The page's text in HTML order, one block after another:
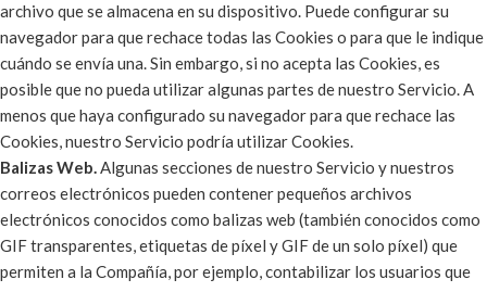
archivo que se almacena en su dispositivo. Puede configurar su
navegador para que rechace todas las Cookies o para que le indique
cuándo se envía una. Sin embargo, si no acepta las Cookies, es
posible que no pueda utilizar algunas partes de nuestro Servicio. A
menos que haya configurado su navegador para que rechace las
Cookies, nuestro Servicio podría utilizar Cookies.
Balizas Web.Algunas secciones de nuestro Servicio y nuestros
correos electrónicos pueden contener pequeños archivos
electrónicos conocidos como balizas web (también conocidos como
GIF transparentes, etiquetas de píxel y GIF de un solo píxel) que
permiten a la Compañía, por ejemplo, contabilizar los usuarios que